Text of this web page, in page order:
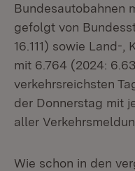
Bundesautobahnen
gefolgt von
16.111) sowie Land-
mit 6.764 (2024:
verkehrsreichsten
der Donnerstag mit
aller
Wie schon in den